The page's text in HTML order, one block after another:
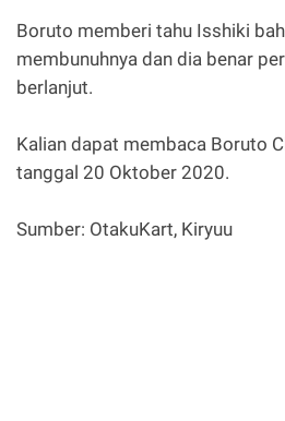
Boruto memberi tahu Isshiki
membunuhnya dan dia benar
berlanjut.
Kalian dapat membaca Boruto
tanggal 20 Oktober 2020.
Sumber: OtakuKart, Kiryuu